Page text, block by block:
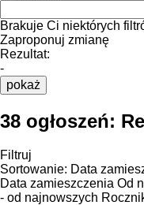
Brakuje Ci niektórych
Zaproponuj zmianę
Rezultat:
-
pokaż
38 ogłoszeń:
Filtruj
Sortowanie: Data
Data zamieszczenia Od
- od najnowszych